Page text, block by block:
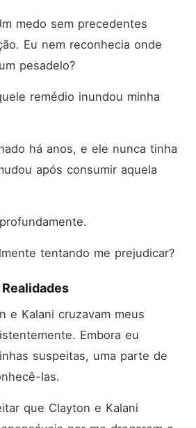
medo sem precedentes
Eu nem reconhecia onde
pesadelo?
remédio inundou minha
há anos, e ele nunca tinha
após consumir aquela
tentando me prejudicar?
e Kalani cruzavam meus
Embora eu
suspeitas, uma parte de
las.
que Clayton e Kalani